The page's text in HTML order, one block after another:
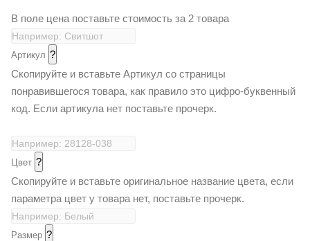
В поле цена поставьте стоимость за 2 товара
Артикул ?
Скопируйте и вставьте Артикул со страницы
понравившегося товара, как правило это цифро-буквенный
код. Если артикула нет поставьте прочерк.
Цвет ?
Скопируйте и вставьте оригинальное название цвета, если
параметра цвет у товара нет, поставьте прочерк.
Размер ?